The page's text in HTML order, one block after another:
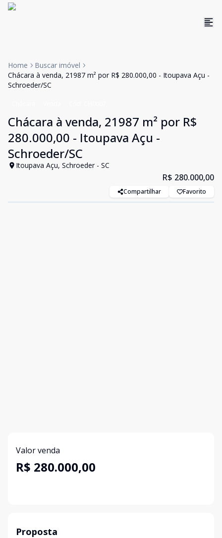
Home
Buscar imóvel
Chácara à venda, 21987 m² por R$ 280.000,00 - Itoupava Açu -
Schroeder/SC
Chácara à venda, 21987 m² por R$
280.000,00 - Itoupava Açu -
Schroeder/SC
Itoupava Açu, Schroeder - SC
R$ 280.000,00
Compartilhar Favorito
Valor venda
R$ 280.000,00
Proposta